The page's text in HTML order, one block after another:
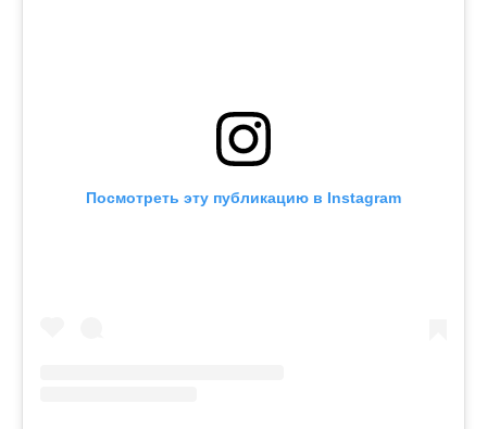
Посмотреть эту публикацию в Instagram